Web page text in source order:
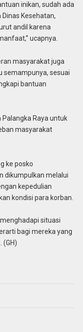
inikan, sudah ada
Kesehatan,
andil karena
ucapnya.
masyarakat juga
semampunya, sesuai
bantuan
Raya untuk
masyarakat
ke posko
dikumpulkan melalui
kepedulian
kondisi para korban.
situasi
bagi mereka yang
(GH)